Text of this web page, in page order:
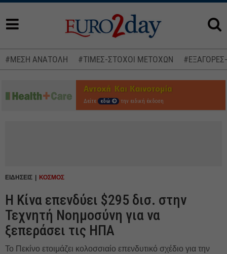
#ΜΕΣΗ ΑΝΑΤΟΛΗ #ΤΙΜΕΣ-ΣΤΟΧΟΙ ΜΕΤΟΧΩΝ
Δείτε εδώ την ειδική έκδοση
ΕΙΔΗΣΕΙΣ ΚΟΣΜΟΣ
Η Κίνα επενδύει $295 δισ. στην
Τεχνητή Νοημοσύνη για να
ξεπεράσει τις ΗΠΑ
Το Πεκίνο ετοιμάζει κολοσσιαίο επενδυτικό σχέδιο για την